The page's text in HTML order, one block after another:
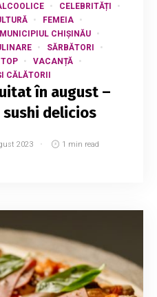
CELEBRITĂȚI
FEMEIA
MUNICIPIUL CHIȘINĂU
SĂRBĂTORI
VACANȚĂ
CĂLĂTORII
în august –
delicios
2023 1 min read